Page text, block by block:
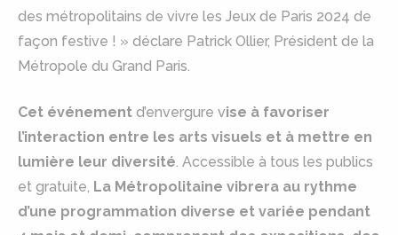
des métropolitains de vivre les Jeux de Paris 2024 de
façon festive ! » déclare Patrick Ollier, Président de la
Métropole du Grand Paris.
Cet événement d’envergure vise à favoriser
l’interaction entre les arts visuels et à mettre en
lumière leur diversité. Accessible à tous les publics
et gratuite, La Métropolitaine vibrera au rythme
d’une programmation diverse et variée pendant